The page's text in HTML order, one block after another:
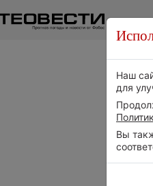
Наш
для
Вы